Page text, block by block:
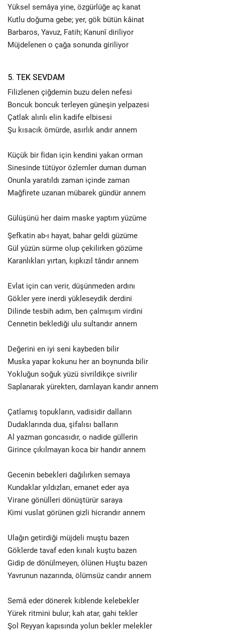
Yüksel semâya yine, özgürlüğe aç kanat
Kutlu doğuma gebe; yer, gök bütün kâinat
Barbaros, Yavuz, Fatih; Kanunî diriliyor
Müjdelenen o çağa sonunda giriliyor
5. TEK SEVDAM
Filizlenen çiğdemin buzu delen nefesi
Boncuk boncuk terleyen güneşin yelpazesi
Çatlak alınlı elin kadife elbisesi
Şu kısacık ömürde, asırlık andır annem
Küçük bir fidan için kendini yakan orman
Sinesinde tütüyor özlemler duman duman
Onunla yaratıldı zaman içinde zaman
Mağfirete uzanan mübarek gündür annem
Gülüşünü her daim maske yaptım yüzüme
Şefkatin ab-ı hayat, bahar geldi güzüme
Gül yüzün sürme olup çekilirken gözüme
Karanlıkları yırtan, kıpkızıl tândır annem
Evlat için can verir, düşünmeden ardını
Gökler yere inerdi yükleseydik derdini
Dilinde tesbih adım, ben çalmışım virdini
Cennetin beklediği ulu sultandır annem
Değerini en iyi seni kaybeden bilir
Muska yapar kokunu her an boynunda bilir
Yokluğun soğuk yüzü sivrildikçe sivrilir
Saplanarak yürekten, damlayan kandır annem
Çatlamış topukların, vadisidir dalların
Dudaklarında dua, şifalısı balların
Al yazman goncasıdır, o nadide güllerin
Girince çıkılmayan koca bir handır annem
Gecenin bebekleri dağılırken semaya
Kundaklar yıldızları, emanet eder aya
Virane gönülleri dönüştürür saraya
Kimi vuslat görünen gizli hicrandır annem
Ulağın getirdiği müjdeli muştu bazen
Göklerde tavaf eden kınalı kuştu bazen
Gidip de dönülmeyen, ölünen Huştu bazen
Yavrunun nazarında, ölümsüz candır annem
Semâ eder dönerek kıblende kelebekler
Yürek ritmini bulur; kah atar, gahi tekler
Şol Reyyan kapısında yolun bekler melekler